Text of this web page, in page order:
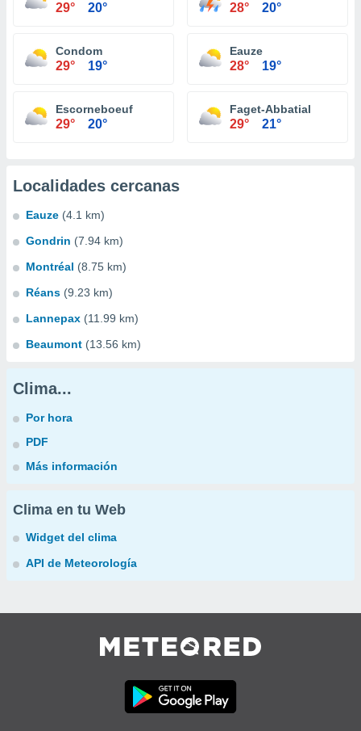
29° 20° 28° 20°
Condom
29° 19°
Eauze
28° 19°
Escorneboeuf
29° 20°
Faget-Abbatial
29° 21°
Localidades cercanas
Eauze (4.1 km)
Gondrin (7.94 km)
Montréal (8.75 km)
Réans (9.23 km)
Lannepax (11.99 km)
Beaumont (13.56 km)
Clima...
Por hora
PDF
Más información
Clima en tu Web
Widget del clima
API de Meteorología